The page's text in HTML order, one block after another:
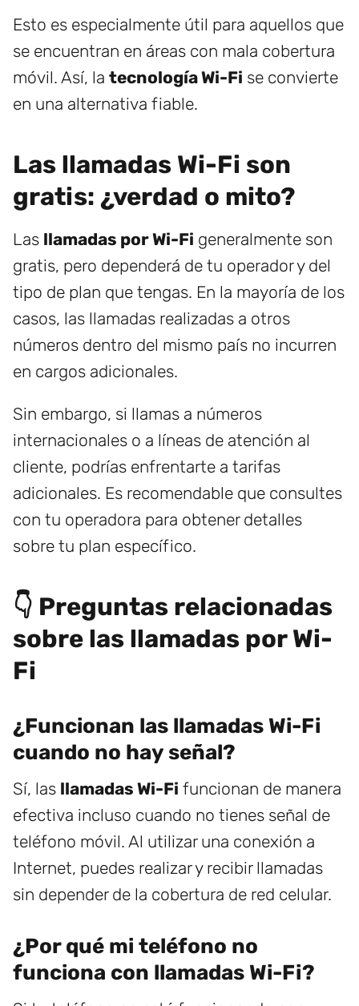
Esto es especialmente útil para aquellos que
se encuentran en áreas con mala cobertura
móvil. Así, la tecnología Wi-Fi se convierte
en una alternativa fiable.
Las llamadas Wi-Fi son
gratis: ¿verdad o mito?
Las llamadas por Wi-Fi generalmente son
gratis, pero dependerá de tu operador y del
tipo de plan que tengas. En la mayoría de los
casos, las llamadas realizadas a otros
números dentro del mismo país no incurren
en cargos adicionales.
Sin embargo, si llamas a números
internacionales o a líneas de atención al
cliente, podrías enfrentarte a tarifas
adicionales. Es recomendable que consultes
con tu operadora para obtener detalles
sobre tu plan específico.
👇 Preguntas relacionadas
sobre las llamadas por Wi-
Fi
¿Funcionan las llamadas Wi-Fi
cuando no hay señal?
Sí, las llamadas Wi-Fi funcionan de manera
efectiva incluso cuando no tienes señal de
teléfono móvil. Al utilizar una conexión a
Internet, puedes realizar y recibir llamadas
sin depender de la cobertura de red celular.
¿Por qué mi teléfono no
funciona con llamadas Wi-Fi?